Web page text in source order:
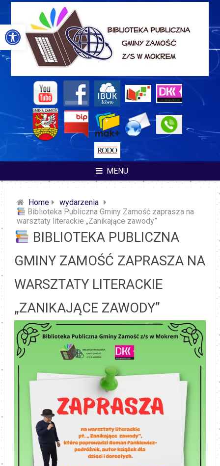
Otwórz pasek narzędzi
Skip
content
MENU
Home
wydarzenia
Biblioteka Publiczna Gminy Zamość zaprasza na
warsztaty literackie „Zanikające zawody”
BIBLIOTEKA PUBLICZNA
GMINY ZAMOŚĆ ZAPRASZA NA
WARSZTATY LITERACKIE
„ZANIKAJĄCE ZAWODY”